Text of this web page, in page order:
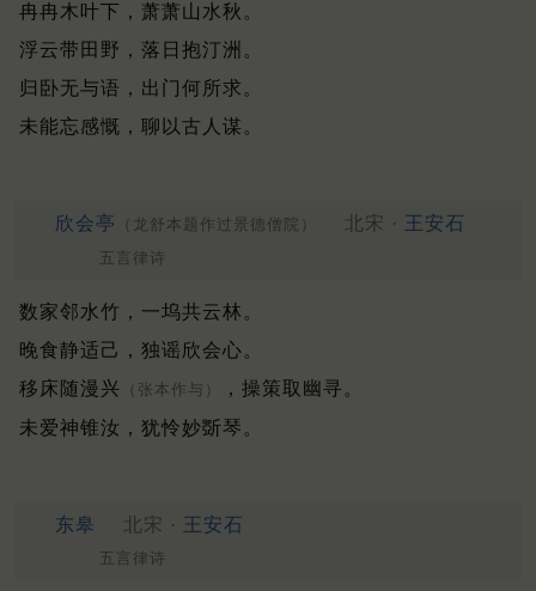
冉冉木叶下，萧萧山水秋。
浮云带田野，落日抱汀洲。
归卧无与语，出门何所求。
未能忘感慨，聊以古人谋。
欣会亭 （龙舒本题作过景德僧院） 北宋 · 王安石
五言律诗
数家邻水竹，一坞共云林。
晚食静适己，独谣欣会心。
移床随漫兴
（张本作与）
，操策取幽寻。
未爱神锥汝，犹怜妙斲琴。
东皋 北宋 · 王安石
五言律诗